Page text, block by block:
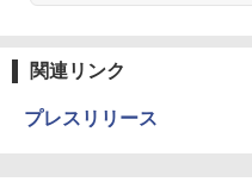
関連リンク
プレスリリース